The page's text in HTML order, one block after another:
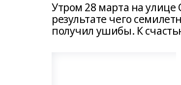
Утром 28 марта на улице
результате чего
получил ушибы. К